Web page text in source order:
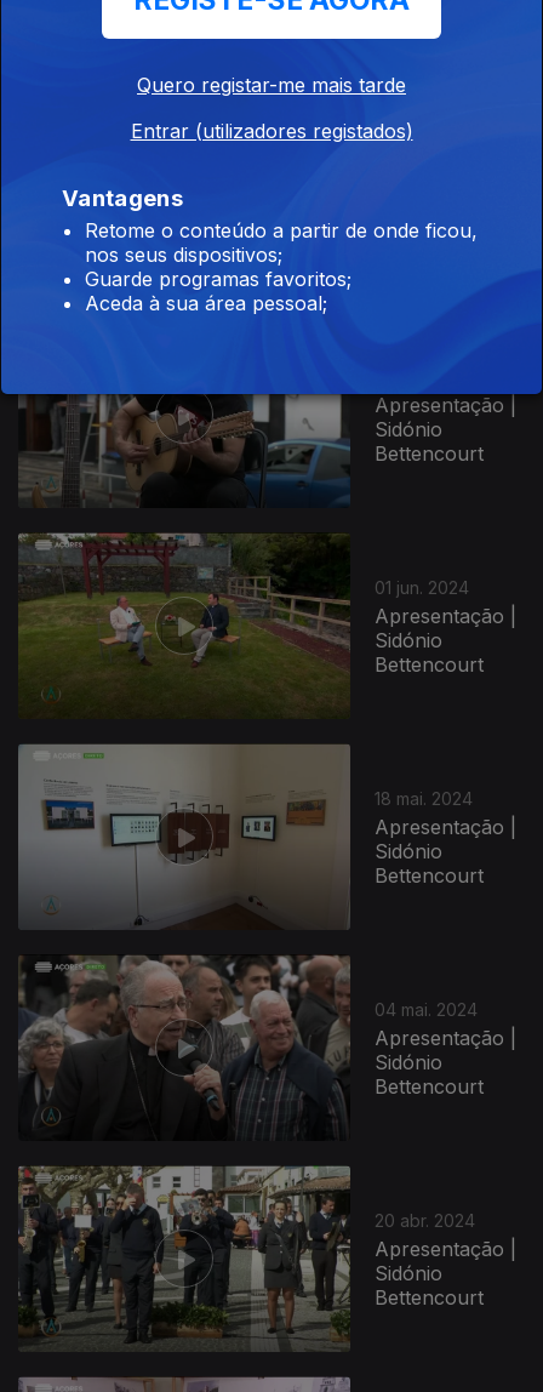
Sidónio
Bettencourt
Sidónio
Bettencourt
Apresentação |
Sidónio
Bettencourt
01 jun. 2024
Apresentação |
Sidónio
Bettencourt
18 mai. 2024
Apresentação |
Sidónio
Bettencourt
04 mai. 2024
Apresentação |
Sidónio
Bettencourt
20 abr. 2024
Apresentação |
Sidónio
Bettencourt
Quero registar-me mais tarde
Entrar (utilizadores registados)
Vantagens
Retome o conteúdo a partir de onde ficou,
nos seus dispositivos;
Guarde programas favoritos;
Aceda à sua área pessoal;